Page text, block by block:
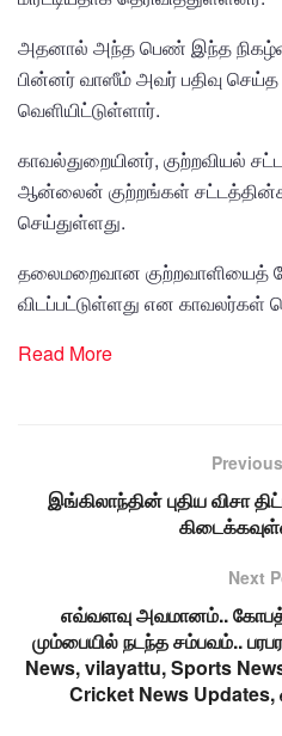
அதனால் அந்த பெண் இந்த
பின்னர் வாஸீம் அவர் பதிவு
வெளியிட்டுள்ளார்.
காவல்துறையினர், குற்றவியல்
ஆன்லைன் குற்றங்கள்
செய்துள்ளது.
தலைமறைவான குற்றவாளியைத்
விடப்பட்டுள்ளது என காவலர்கள்
Read More
இங்கிலாந்தின் புதிய விசா
Next
எவ்வளவு அவமானம்..
மும்பையில் நடந்த சம்பவம்..
News, vilayattu, Sports
Cricket News